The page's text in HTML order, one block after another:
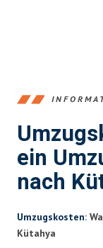
ein
nach
Umzugskosten:
Kütahya